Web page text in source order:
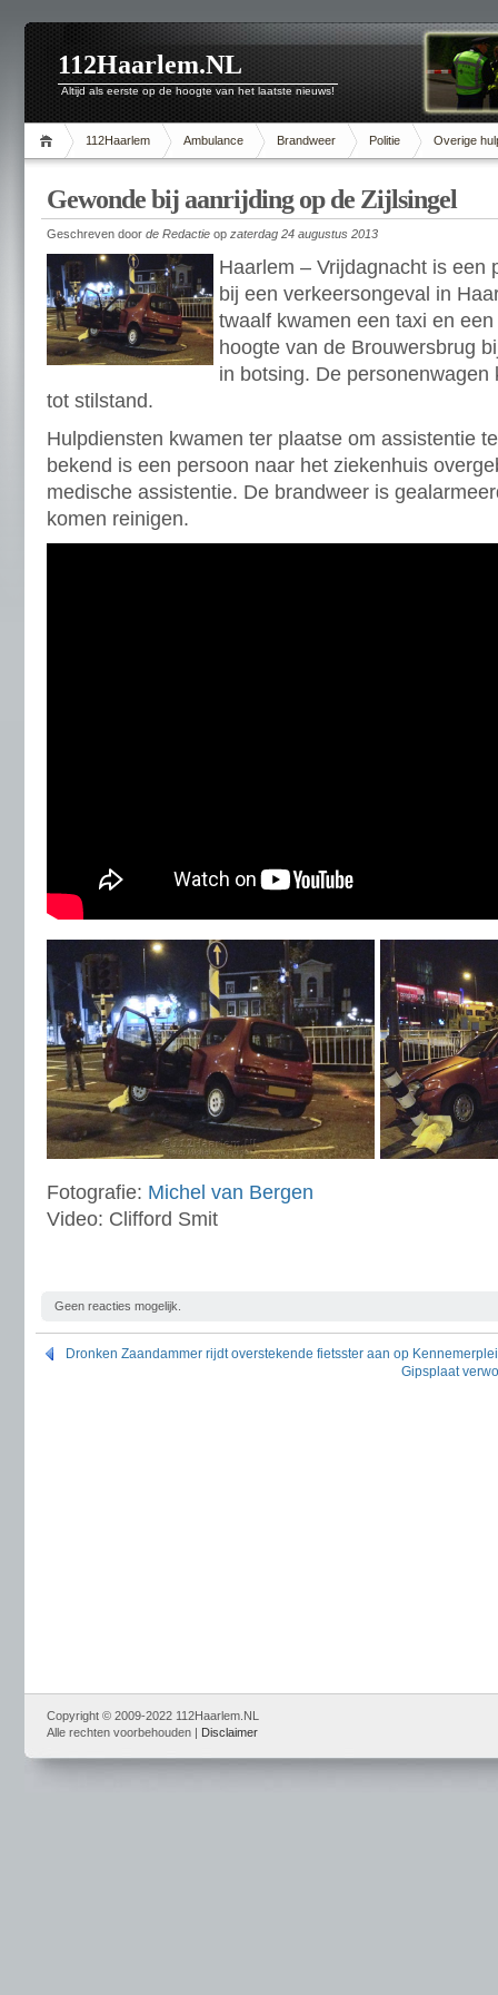
112Haarlem.NL
Altijd als eerste op de hoogte van het laatste nieuws!
112Haarlem Ambulance Brandweer Politie Overige
Gewonde bij aanrijding op de Zijlsingel
Geschreven door de Redactie op zaterdag 24 augustus 2013
Haarlem – Vrijdagnacht is een
bij een verkeersongeval in
twaalf kwamen een taxi en
hoogte van de Brouwersbrug
in botsing. De
tot stilstand.
Hulpdiensten kwamen ter plaatse om assistentie
bekend is een persoon naar het ziekenhuis
medische assistentie. De brandweer is
komen reinigen.
Fotografie: Michel van Bergen
Video: Clifford Smit
Geen reacties mogelijk.
Dronken Zaandammer rijdt overstekende fietsster aan op
Gipsplaat
Copyright © 2009-2022 112Haarlem.NL
Alle rechten voorbehouden | Disclaimer